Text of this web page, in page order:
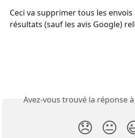
Ceci va supprimer tous les
résultats (sauf les avis Google)
Avez-vous trouvé la réponse
😞 😐